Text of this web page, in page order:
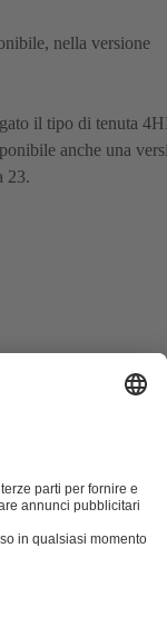
nella versione
il tipo di tenuta
anche una
23.